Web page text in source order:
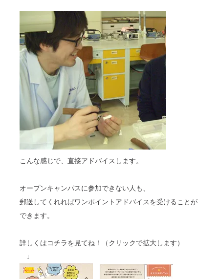
こんな感じで、直接アドバイスします。
オープンキャンパスに参加できない人も、
郵送してくれればワンポイントアドバイスを受けることが
できます。
詳しくはコチラを見てね！（クリックで拡大します）
↓